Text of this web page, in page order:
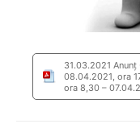
31.03.2021
08.04.2021, ora
ora 8,30 –